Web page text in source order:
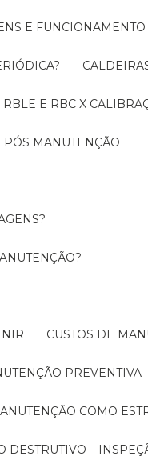
E FUNCIONAMENTO
RBLE E RBC X
PÓS MANUTENÇÃO
CUSTOS DE
PREVENTIVA
COMO
DESTRUTIVO –